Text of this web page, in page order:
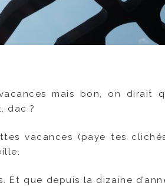
mais bon, on dirait
dac ?
vacances (paye tes
Et que depuis la dizaine